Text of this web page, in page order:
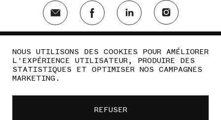
LIVRAISON & RETOURS
CONDITIONS GENERALES DE VENTE
EN
NOUS UTILISONS DES COOKIES POUR AMÉLIORER
L'EXPÉRIENCE UTILISATEUR, PRODUIRE DES
STATISTIQUES ET OPTIMISER NOS CAMPAGNES
MARKETING.
REFUSER